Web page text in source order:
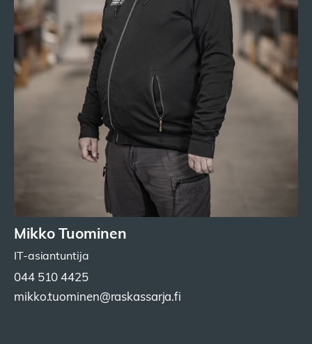
Mikko Tuominen
IT-asiantuntija
044 510 4425
mikko.tuominen@raskassarja.fi